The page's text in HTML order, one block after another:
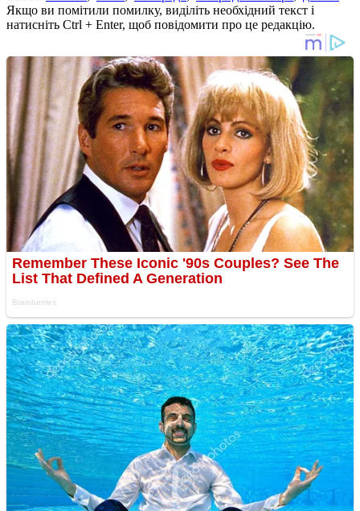
Якщо ви помітили помилку, виділіть необхідний текст і
натисніть Ctrl + Enter, щоб повідомити про це редакцію.